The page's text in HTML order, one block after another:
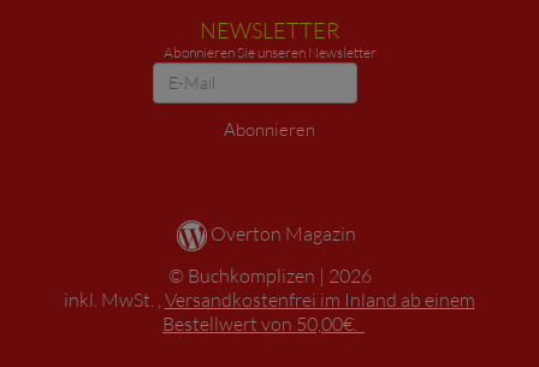
NEWSLETTER
Abonnieren Sie unseren Newsletter
Newsletter
Abonnieren
Overton Magazin
Buchkomplizen
2026
* inkl. MwSt. , Versandkostenfrei im Inland ab einem
Bestellwert von 50,00€.